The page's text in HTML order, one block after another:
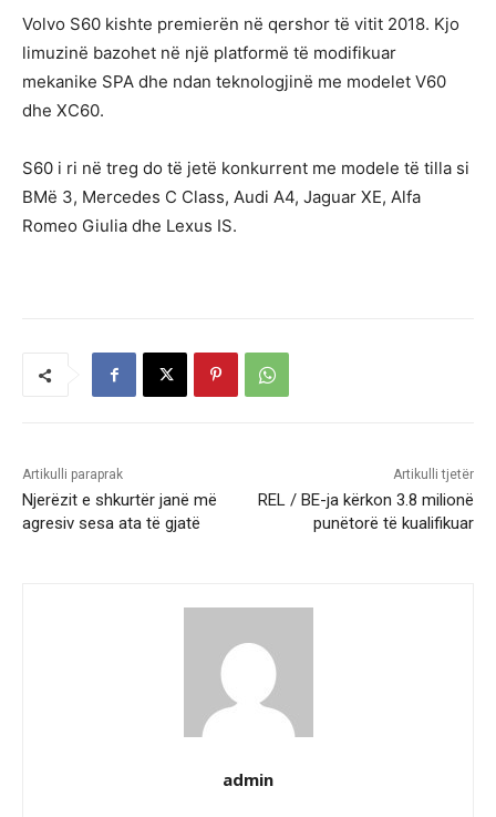
Volvo S60 kishte premierën në qershor të vitit 2018. Kjo
limuzinë bazohet në një platformë të modifikuar
mekanike SPA dhe ndan teknologjinë me modelet V60
dhe XC60.
S60 i ri në treg do të jetë konkurrent me modele të tilla si
BMë 3, Mercedes C Class, Audi A4, Jaguar XE, Alfa
Romeo Giulia dhe Lexus IS.
Artikulli paraprak
Njerëzit e shkurtër janë më
agresiv sesa ata të gjatë
Artikulli tjetër
REL / BE-ja kërkon 3.8 milionë
punëtorë të kualifikuar
admin